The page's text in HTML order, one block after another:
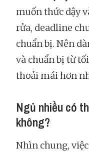
muốn thức dậy
rửa, deadline
chuẩn bị. Nên
và chuẩn bị từ
thoải mái hơn
Ngủ nhiều có
không?
Nhìn chung,